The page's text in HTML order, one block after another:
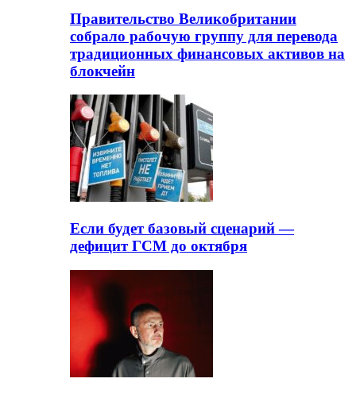
Правительство Великобритании
собрало рабочую группу для перевода
традиционных финансовых активов на
блокчейн
Если будет базовый сценарий —
дефицит ГСМ до октября